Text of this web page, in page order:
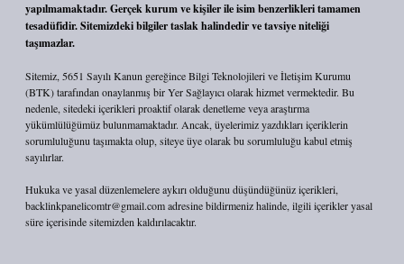
yapılmamaktadır. Gerçek kurum ve kişiler ile isim benzerlikleri tamamen
tesadüfidir. Sitemizdeki bilgiler taslak halindedir ve tavsiye niteliği
taşımazlar.
Sitemiz, 5651 Sayılı Kanun gereğince Bilgi Teknolojileri ve İletişim Kurumu
(BTK) tarafından onaylanmış bir Yer Sağlayıcı olarak hizmet vermektedir. Bu
nedenle, sitedeki içerikleri proaktif olarak denetleme veya araştırma
yükümlülüğümüz bulunmamaktadır. Ancak, üyelerimiz yazdıkları içeriklerin
sorumluluğunu taşımakta olup, siteye üye olarak bu sorumluluğu kabul etmiş
sayılırlar.
Hukuka ve yasal düzenlemelere aykırı olduğunu düşündüğünüz içerikleri,
backlinkpanelicomtr@gmail.comadresine bildirmeniz halinde, ilgili içerikler yasal
süre içerisinde sitemizden kaldırılacaktır.